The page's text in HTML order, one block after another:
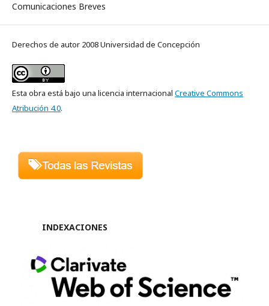
Comunicaciones Breves
Derechos de autor 2008 Universidad de Concepción
Esta obra está bajo una licencia internacional Creative Commons
Atribución 4.0.
INDEXACIONES